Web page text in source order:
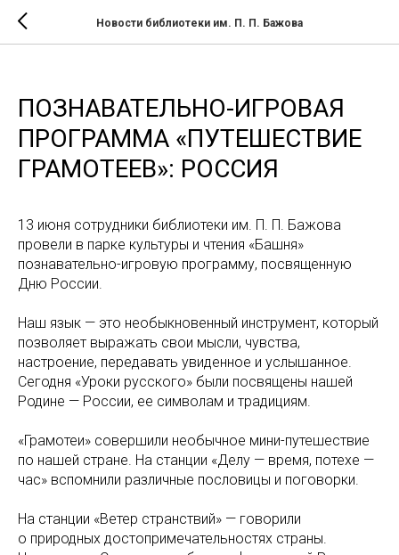
Новости библиотеки им. П. П. Бажова
ПОЗНАВАТЕЛЬНО-ИГРОВАЯ
ПРОГРАММА «ПУТЕШЕСТВИЕ
ГРАМОТЕЕВ»: РОССИЯ
13 июня сотрудники библиотеки им. П. П. Бажова
провели в парке культуры и чтения «Башня»
познавательно-игровую программу, посвященную
Дню России.
Наш язык — это необыкновенный инструмент, который
позволяет выражать свои мысли, чувства,
настроение, передавать увиденное и услышанное.
Сегодня «Уроки русского» были посвящены нашей
Родине — России, ее символам и традициям.
«Грамотеи» совершили необычное мини-путешествие
по нашей стране. На станции «Делу — время, потехе —
час» вспомнили различные пословицы и поговорки.
На станции «Ветер странствий» — говорили
о природных достопримечательностях страны.